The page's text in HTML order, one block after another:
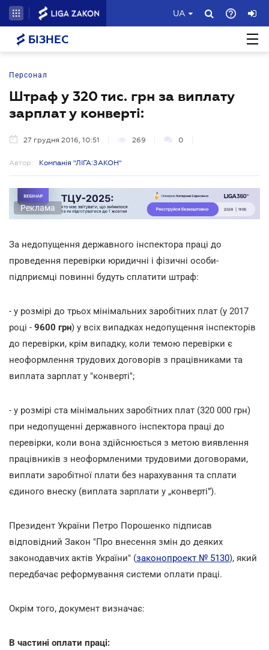
UA
БІЗНЕС
Персонал
Штраф у 320 тис. грн за виплату
зарплат у конверті:
27 грудня 2016, 10:51 269 0
Автор: Компанія "ЛІГА:ЗАКОН"
Реклама
За недопущення державного інспектора праці до
проведення перевірки юридичні і фізичні особи-
підприємці повинні будуть сплатити штраф:
- у розмірі до трьох мінімальних заробітних плат (у 2017
році - 9600 грн) у всіх випадках недопущення інспекторів
до перевірки, крім випадку, коли темою перевірки є
неоформлення трудових договорів з працівниками та
виплата зарплат у "конверті";
- у розмірі ста мінімальних заробітних плат (320 000 грн)
при недопущенні державного інспектора праці до
перевірки, коли вона здійснюється з метою виявлення
працівників з неоформленими трудовими договорами,
виплати заробітної плати без нарахування та сплати
єдиного внеску (виплата зарплати у „конверті”).
Президент України Петро Порошенко підписав
відповідний Закон "Про внесення змін до деяких
законодавчих актів України" (законопроект № 5130), який
передбачає реформування системи оплати праці.
Окрім того, документ визначає:
В частині оплати праці: